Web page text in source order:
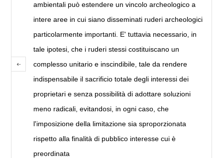
ambientali può estendere un vincolo archeologico a
intere aree in cui siano disseminati ruderi archeologici
particolarmente importanti. E' tuttavia necessario, in
tale ipotesi, che i ruderi stessi costituiscano un
complesso unitario e inscindibile, tale da rendere
indispensabile il sacrificio totale degli interessi dei
proprietari e senza possibilità di adottare soluzioni
meno radicali, evitandosi, in ogni caso, che
l'imposizione della limitazione sia sproporzionata
rispetto alla finalità di pubblico interesse cui è
preordinata